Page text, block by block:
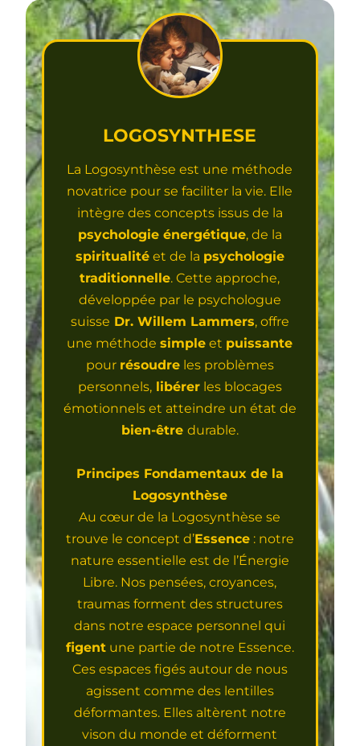
LOGOSYNTHESE
La Logosynthèse est une méthode
novatrice pour se faciliter la vie. Elle
intègre des concepts issus de la
psychologie énergétique, de la
spiritualitéet de la psychologie
traditionnelle. Cette approche,
développée par le psychologue
suisse Dr. Willem Lammers, offre
une méthodesimple et puissante
pour résoudreles problèmes
personnels,libérerles blocages
émotionnels et atteindre un état de
bien-être durable.
Principes Fondamentaux de la
Logosynthèse
Au cœur de la Logosynthèse se
trouve le concept d’Essence: notre
nature essentielle est de l’Énergie
Libre. Nos pensées, croyances,
traumas forment des structures
dans notre espace personnel qui
figentune partie de notre Essence.
Ces espaces figés autour de nous
agissent comme des lentilles
déformantes. Elles altèrent notre
vison du monde et déforment